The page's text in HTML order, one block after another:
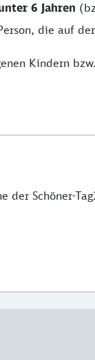
6 Jahren
die auf
Kindern
der Schöner-